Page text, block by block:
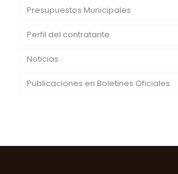
Presupuestos Municipales
Perfil del contratante
Noticias
Publicaciones en Boletines Oficiales